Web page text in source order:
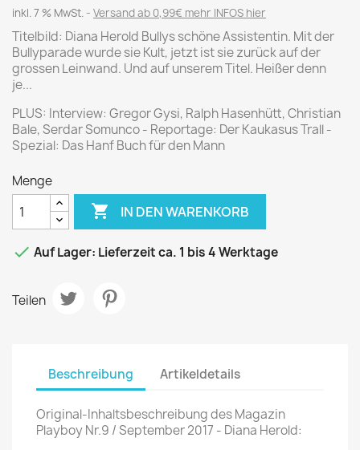
inkl. 7 % MwSt. Versand ab 0,99€ mehr INFOS hier
Titelbild: Diana Herold Bullys schöne Assistentin. Mit der
Bullyparade wurde sie Kult, jetzt ist sie zurück auf der
grossen Leinwand. Und auf unserem Titel. Heißer denn
je...
PLUS: Interview: Gregor Gysi, Ralph Hasenhütt, Christian
Bale, Serdar Somunco - Reportage: Der Kaukasus Trall -
Spezial: Das Hanf Buch für den Mann
Menge
 IN DEN WARENKORB
 Auf Lager: Lieferzeit ca. 1 bis 4 Werktage
Teilen
Beschreibung Artikeldetails
Original-Inhaltsbeschreibung des Magazin
Playboy Nr.9 / September 2017 - Diana Herold: